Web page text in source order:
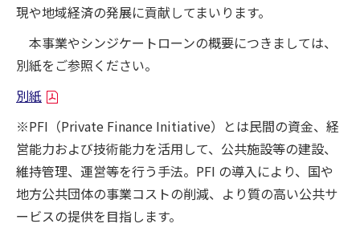
現や地域経済の発展に貢献してまいります。
本事業やシンジケートローンの概要につきましては、
別紙をご参照ください。
別紙
※PFI（Private Finance Initiative）とは民間の資金、経
営能力および技術能力を活用して、公共施設等の建設、
維持管理、運営等を行う手法。PFI の導入により、国や
地方公共団体の事業コストの削減、より質の高い公共サ
ービスの提供を目指します。